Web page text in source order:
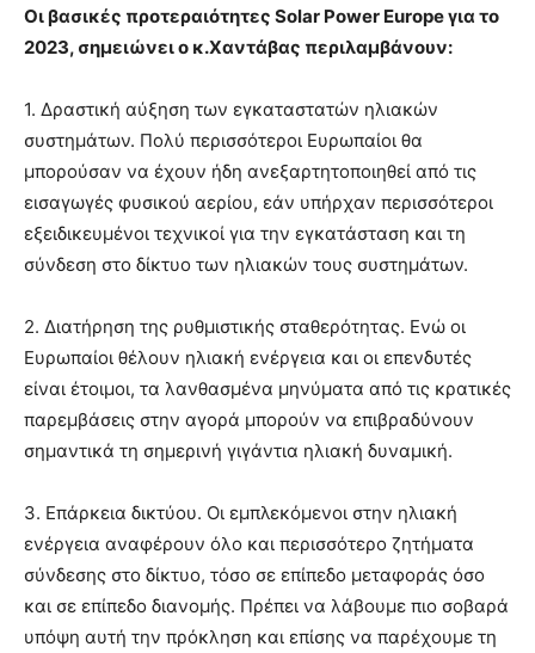
Οι βασικές προτεραιότητες Solar Power Europe για το
2023, σημειώνει ο κ.Χαντάβας περιλαμβάνουν:
1. Δραστική αύξηση των εγκαταστατών ηλιακών
συστημάτων. Πολύ περισσότεροι Ευρωπαίοι θα
μπορούσαν να έχουν ήδη ανεξαρτητοποιηθεί από τις
εισαγωγές φυσικού αερίου, εάν υπήρχαν περισσότεροι
εξειδικευμένοι τεχνικοί για την εγκατάσταση και τη
σύνδεση στο δίκτυο των ηλιακών τους συστημάτων.
2. Διατήρηση της ρυθμιστικής σταθερότητας. Ενώ οι
Ευρωπαίοι θέλουν ηλιακή ενέργεια και οι επενδυτές
είναι έτοιμοι, τα λανθασμένα μηνύματα από τις κρατικές
παρεμβάσεις στην αγορά μπορούν να επιβραδύνουν
σημαντικά τη σημερινή γιγάντια ηλιακή δυναμική.
3. Επάρκεια δικτύου. Οι εμπλεκόμενοι στην ηλιακή
ενέργεια αναφέρουν όλο και περισσότερο ζητήματα
σύνδεσης στο δίκτυο, τόσο σε επίπεδο μεταφοράς όσο
και σε επίπεδο διανομής. Πρέπει να λάβουμε πιο σοβαρά
υπόψη αυτή την πρόκληση και επίσης να παρέχουμε τη